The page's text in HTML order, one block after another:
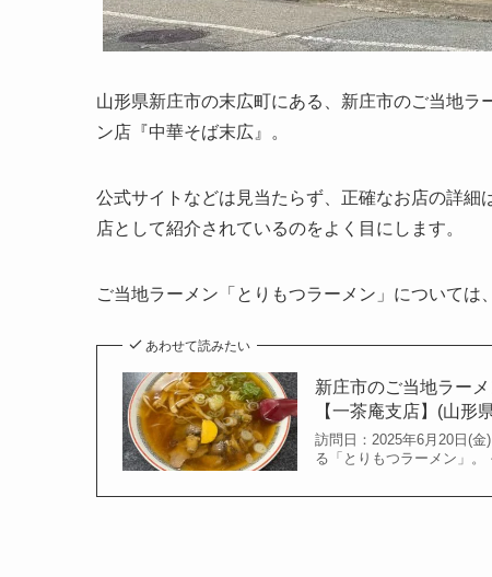
山形県新庄市の末広町にある、新庄市のご当地
ン店『中華そば末広』。
公式サイトなどは見当たらず、正確なお店の詳
店として紹介されているのをよく目にします。
ご当地ラーメン「とりもつラーメン」については
あわせて読みたい
新庄市のご当地ラー
【一茶庵支店】(山形
訪問日：2025年6月20日(
る「とりもつラーメン」